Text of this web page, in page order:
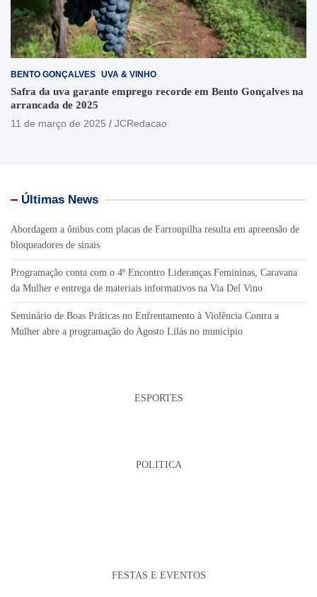
BENTO GONÇALVES UVA & VINHO
Safra da uva garante emprego recorde em Bento Gonçalves na
arrancada de 2025
11 de março de 2025
JCRedacao
Últimas News
Abordagem a ônibus com placas de Farroupilha resulta em apreensão de
bloqueadores de sinais
Programação conta com o 4º Encontro Lideranças Femininas, Caravana
da Mulher e entrega de materiais informativos na Via Del Vino
Seminário de Boas Práticas no Enfrentamento à Violência Contra a
Mulher abre a programação do Agosto Lilás no município
ESPORTES
POLITICA
FESTAS E EVENTOS